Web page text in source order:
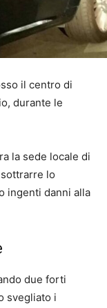
il centro di
durante le
la sede locale di
lo
ingenti danni alla
due forti
svegliato i